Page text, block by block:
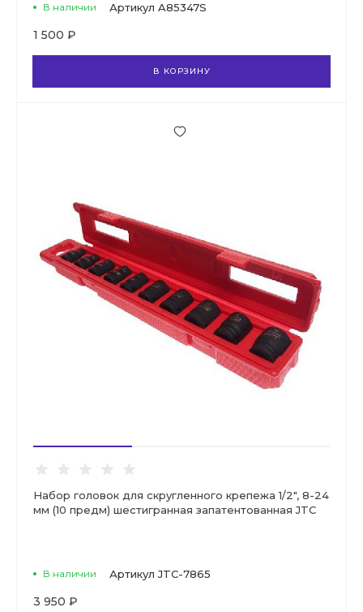
В наличии Артикул A85347S
1 500 ₽
В КОРЗИНУ
Набор головок для скругленного крепежа 1/2", 8-24
мм (10 предм) шестигранная запатентованная JTC
В наличии Артикул JTC-7865
3 950 ₽